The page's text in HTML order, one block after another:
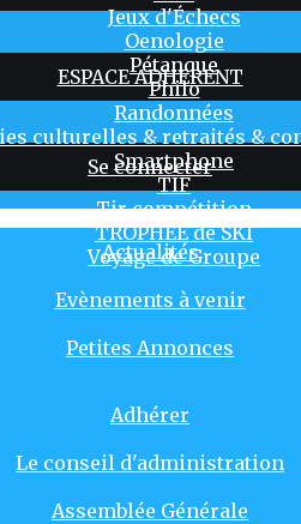
Jeux d'Échecs
Oenologie
Pétanque
Philo
Randonnées
culturelles & retraités &
Smartphone
TIF
Tir compétition
TROPHÉE de SKI
Voyage de Groupe
ESPACE ADHERENT
Se connecter
Actualités
Evènements à venir
Petites Annonces
Adhérer
Le conseil d'administration
Assemblée Générale